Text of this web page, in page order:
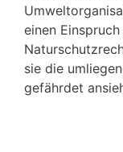
einen
sie die
gefährdet